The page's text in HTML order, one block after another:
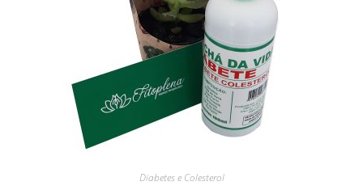
Diabetes e Colesterol